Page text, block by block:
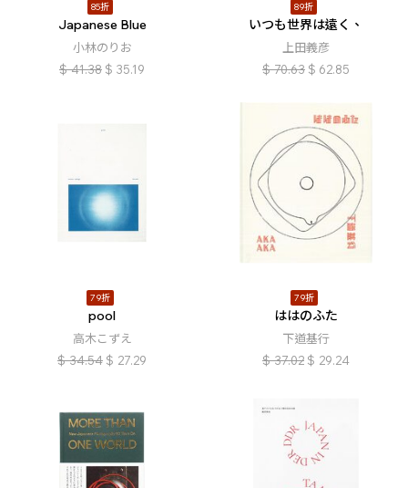
85折
Japanese Blue
小林のりお
$ 41.38 $ 35.19
89折
いつも世界は遠く、
上田義彦
$ 70.63 $ 62.85
79折
pool
高木こずえ
$ 34.54 $ 27.29
79折
ははのふた
下道基行
$ 37.02 $ 29.24